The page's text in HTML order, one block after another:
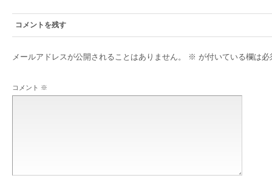
コメントを残す
メールアドレスが公開されることはありません。 ※ が付いている欄は必
コメント ※